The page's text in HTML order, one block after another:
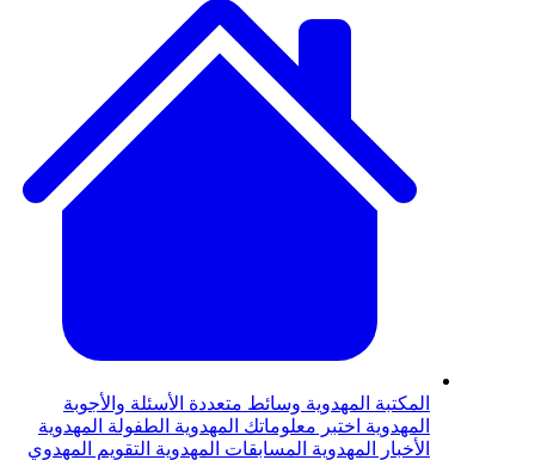
المكتبة المهدوية وسائط متعددة الأسئلة والأجوبة
المهدوية اختبر معلوماتك المهدوية الطفولة المهدوية
الأخبار المهدوية المسابقات المهدوية التقويم المهدوي